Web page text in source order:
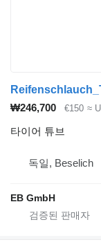
₩246,700
€150 ≈
타이어 튜브
독일, Beselich
EB GmbH